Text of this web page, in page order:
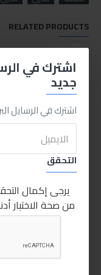
اشترك في
جديد
اشترك في الرسايل
التحقق
يرجى إكمال
من صحة الاختبار
RELATED PRODUCTS
رزويل منظف دورة الوقود
550.00LE
اضافة للسلة
PEOPLE ALSO BOUGHT